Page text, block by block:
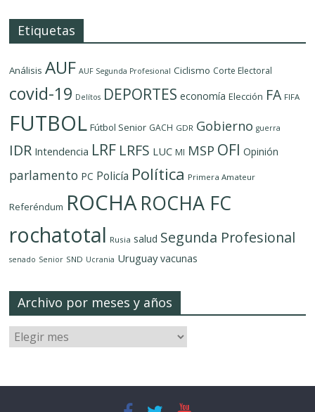
Etiquetas
Análisis AUF AUF Segunda Profesional Ciclismo Corte Electoral
covid-19 Delítos DEPORTES economía Elección FA FIFA
FUTBOL Fútbol Senior GACH GDR Gobierno guerra
IDR Intendencia LRF LRFS LUC MI MSP OFI Opinión
parlamento PC Policía Política Primera Amateur
Referéndum ROCHAROCHA FC
rochatotal Rusia salud Segunda Profesional
senado Senior SND Ucrania Uruguay vacunas
Archivo por meses y años